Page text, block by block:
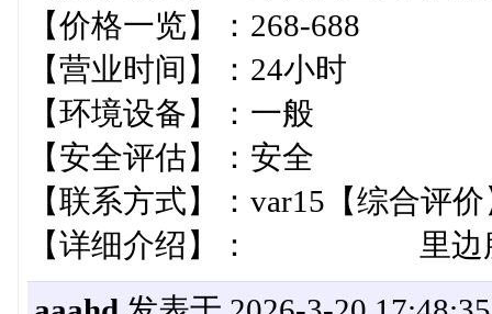
【价格一览】：268-688
【营业时间】：24小时
【环境设备】：一般
【安全评估】：安全
【联系方式】：
【详细介绍】： 里边服